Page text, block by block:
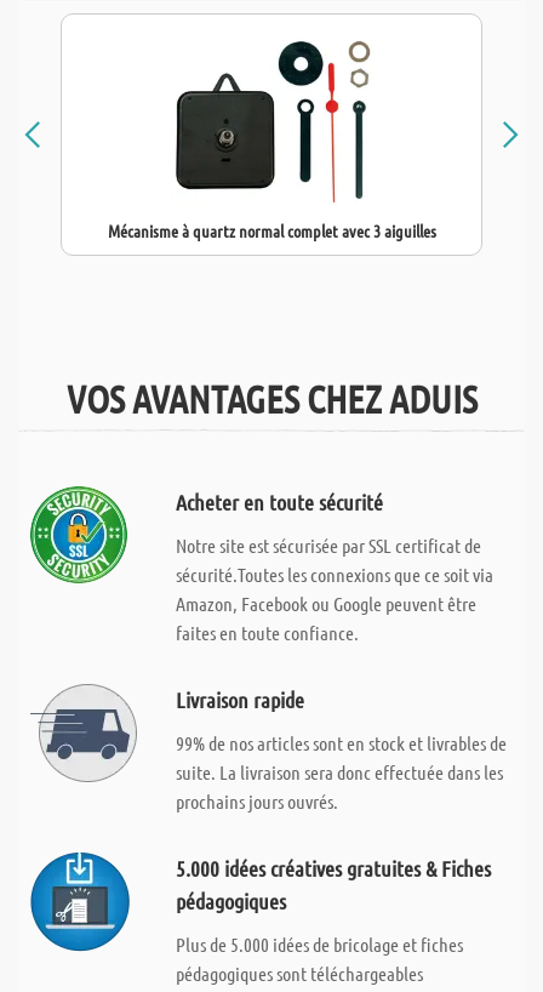
Mécanisme à quartz normal complet avec 3 aiguilles
VOS AVANTAGES CHEZ ADUIS
Acheter en toute sécurité
Notre site est sécurisée par SSL certificat de
sécurité.Toutes les connexions que ce soit via
Amazon, Facebook ou Google peuvent être
faites en toute confiance.
Livraison rapide
99% de nos articles sont en stock et livrables de
suite. La livraison sera donc effectuée dans les
prochains jours ouvrés.
5.000 idées créatives gratuites & Fiches
pédagogiques
Plus de 5.000 idées de bricolage et fiches
pédagogiques sont téléchargeables